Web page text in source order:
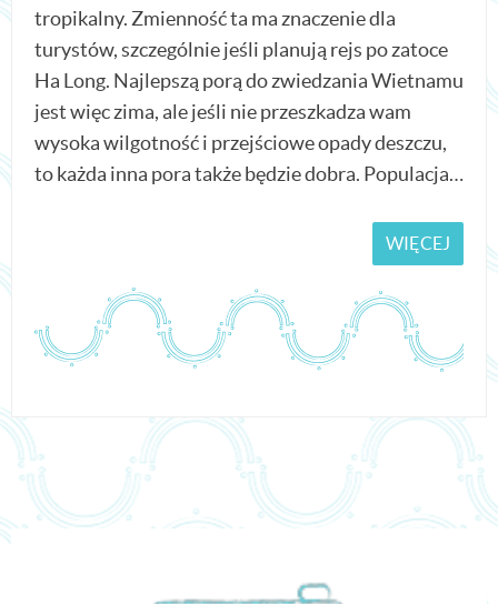
tropikalny. Zmienność ta ma znaczenie dla
turystów, szczególnie jeśli planują rejs po zatoce
Ha Long. Najlepszą porą do zwiedzania Wietnamu
jest więc zima, ale jeśli nie przeszkadza wam
wysoka wilgotność i przejściowe opady deszczu,
to każda inna pora także będzie dobra. Populacja…
WIĘCEJ